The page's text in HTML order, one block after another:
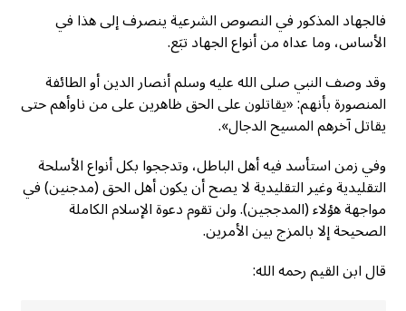
فالجهاد المذكور في النصوص الشرعية ينصرف إلى هذا في
الأساس، وما عداه من أنواع الجهاد تبَع.
وقد وصف النبي صلى الله عليه وسلم أنصار الدين أو الطائفة
المنصورة بأنهم: «يقاتلون على الحق ظاهرين على من ناوأهم حتى
يقاتل آخرهم المسيح الدجال».
وفي زمن استأسد فيه أهل الباطل، وتدججوا بكل أنواع الأسلحة
التقليدية وغير التقليدية لا يصح أن يكون أهل الحق (مدجنين) في
مواجهة هؤلاء (المدججين). ولن تقوم دعوة الإسلام الكاملة
الصحيحة إلا بالمزج بين الأمرين.
قال ابن القيم رحمه الله: